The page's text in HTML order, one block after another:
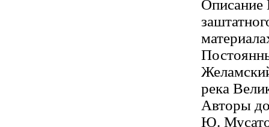
Описание
река
Авторы
Ю.